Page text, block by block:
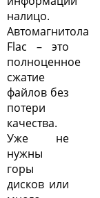
налицо.
Автомагнитола
Flac – это
полноценное
сжатие
файлов без
потери
качества.
Уже не
нужны
горы
дисков или